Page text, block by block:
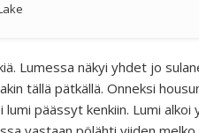
Lumessa näkyi yhdet jo
tällä pätkällä. Onneksi
päässyt kenkiin. Lumi